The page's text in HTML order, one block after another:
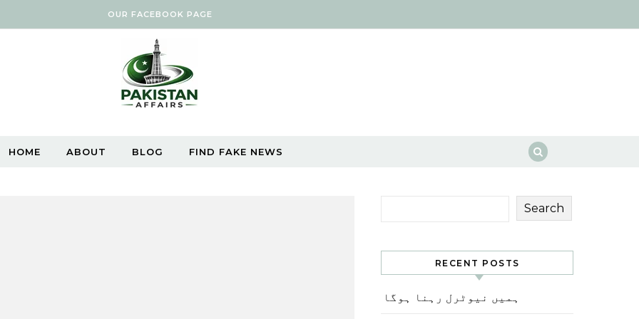
OUR FACEBOOK PAGE
HOME ABOUT BLOG FIND FAKE NEWS
Search
RECENT POSTS
ہمیں نیوٹرل رہنا ہوگا